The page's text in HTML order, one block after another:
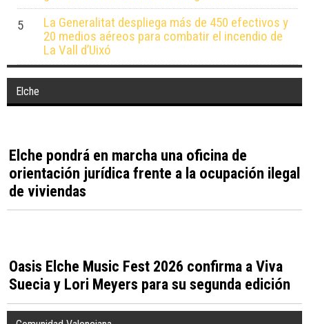
Los destinos nacionales que más
buscan los alicantinos para volar
desde Alicante
Lo más visto...
1
Alicante cierra parques y playas ante una jornada
con hasta 42 grados y fuertes rachas de viento
3
La Mata celebra sus fiestas de verano con
conciertos, verbenas y la coronación de su Reina
2026